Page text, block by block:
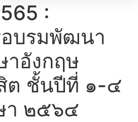
:
อบรมพัฒนา
าอังกฤษ
ต ชั้นปีที่ ๑-๔
า ๒๕๖๔